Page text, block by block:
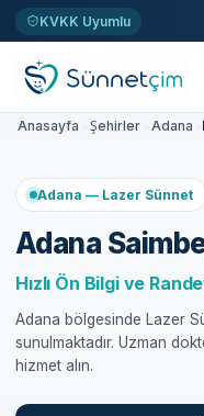
KVKK Uyumlu
Anasayfa Şehirler Adana
Adana — Lazer Sünnet
Adana
Hızlı Ön Bilgi ve
Adana bölgesinde Lazer
sunulmaktadır. Uzman
hizmet alın.